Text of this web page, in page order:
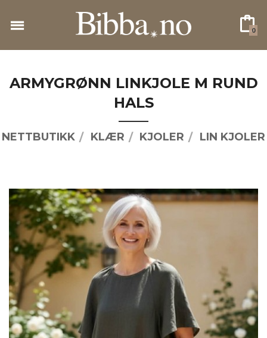
0
ARMYGRØNN LINKJOLE M RUND
HALS
NETTBUTIKK KLÆR KJOLER LIN KJOLER